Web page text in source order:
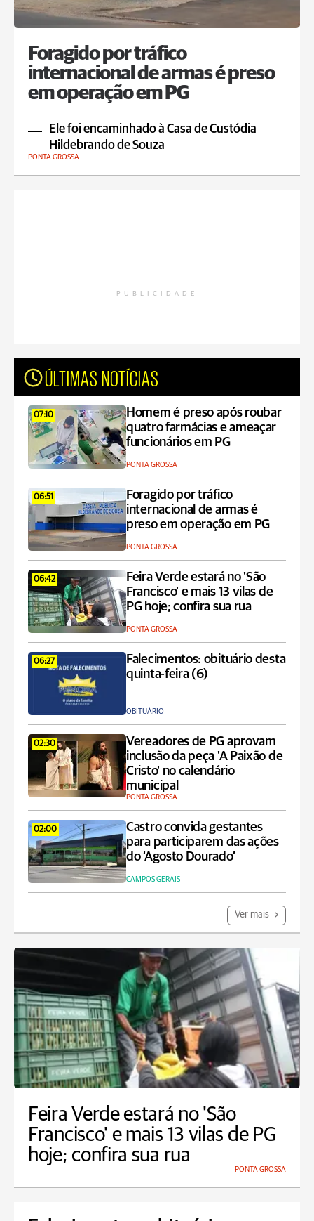
Foragido por tráfico
internacional de armas é preso
em operação em PG
Ele foi encaminhado à Casa de Custódia
Hildebrando de Souza
PONTA GROSSA
PUBLICIDADE
ÚLTIMAS NOTÍCIAS
07:10
Homem é preso após roubar
quatro farmácias e ameaçar
funcionários em PG
PONTA GROSSA
06:51
Foragido por tráfico
internacional de armas é
preso em operação em PG
PONTA GROSSA
06:42
Feira Verde estará no 'São
Francisco' e mais 13 vilas de
PG hoje; confira sua rua
PONTA GROSSA
06:27
Falecimentos: obituário desta
quinta-feira (6)
OBITUÁRIO
02:30
Vereadores de PG aprovam
inclusão da peça 'A Paixão de
Cristo' no calendário
municipal
PONTA GROSSA
02:00
Castro convida gestantes
para participarem das ações
do ‘Agosto Dourado’
CAMPOS GERAIS
Ver mais
Feira Verde estará no 'São
Francisco' e mais 13 vilas de PG
hoje; confira sua rua
PONTA GROSSA